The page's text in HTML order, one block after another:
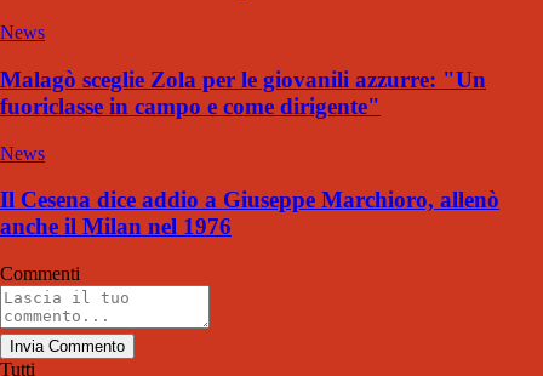
News
Malagò sceglie Zola per le giovanili azzurre: "Un
fuoriclasse in campo e come dirigente"
News
Il Cesena dice addio a Giuseppe Marchioro, allenò
anche il Milan nel 1976
Commenti
Invia Commento
Tutti